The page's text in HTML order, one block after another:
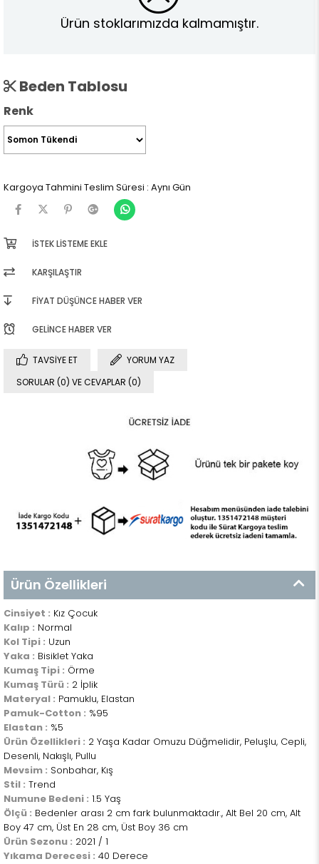
Ürün stoklarımızda kalmamıştır.
Beden Tablosu
Renk
Kargoya Tahmini Teslim Süresi : Aynı Gün
İSTEK LISTEME EKLE
KARŞILAŞTIR
FIYAT DÜŞÜNCE HABER VER
GELINCE HABER VER
TAVSIYE ET
YORUM YAZ
SORULAR (0) VE CEVAPLAR (0)
Ürün Özellikleri
Cinsiyet : Kız Çocuk
Kalıp : Normal
Kol Tipi : Uzun
Yaka : Bisiklet Yaka
Kumaş Tipi : Örme
Kumaş Türü : 2 İplik
Materyal : Pamuklu, Elastan
Pamuk-Cotton : %95
Elastan : %5
Ürün Özellikleri : 2 Yaşa Kadar Omuzu Düğmelidir, Peluşlu, Cepli,
Desenli, Nakışlı, Pullu
Mevsim : Sonbahar, Kış
Stil : Trend
Numune Bedeni : 1.5 Yaş
Ölçü : Bedenler arası 2 cm fark bulunmaktadır., Alt Bel 20 cm, Alt
Boy 47 cm, Üst En 28 cm, Üst Boy 36 cm
Ürün Sezonu : 2021 / 1
Yıkama Derecesi : 40 Derece